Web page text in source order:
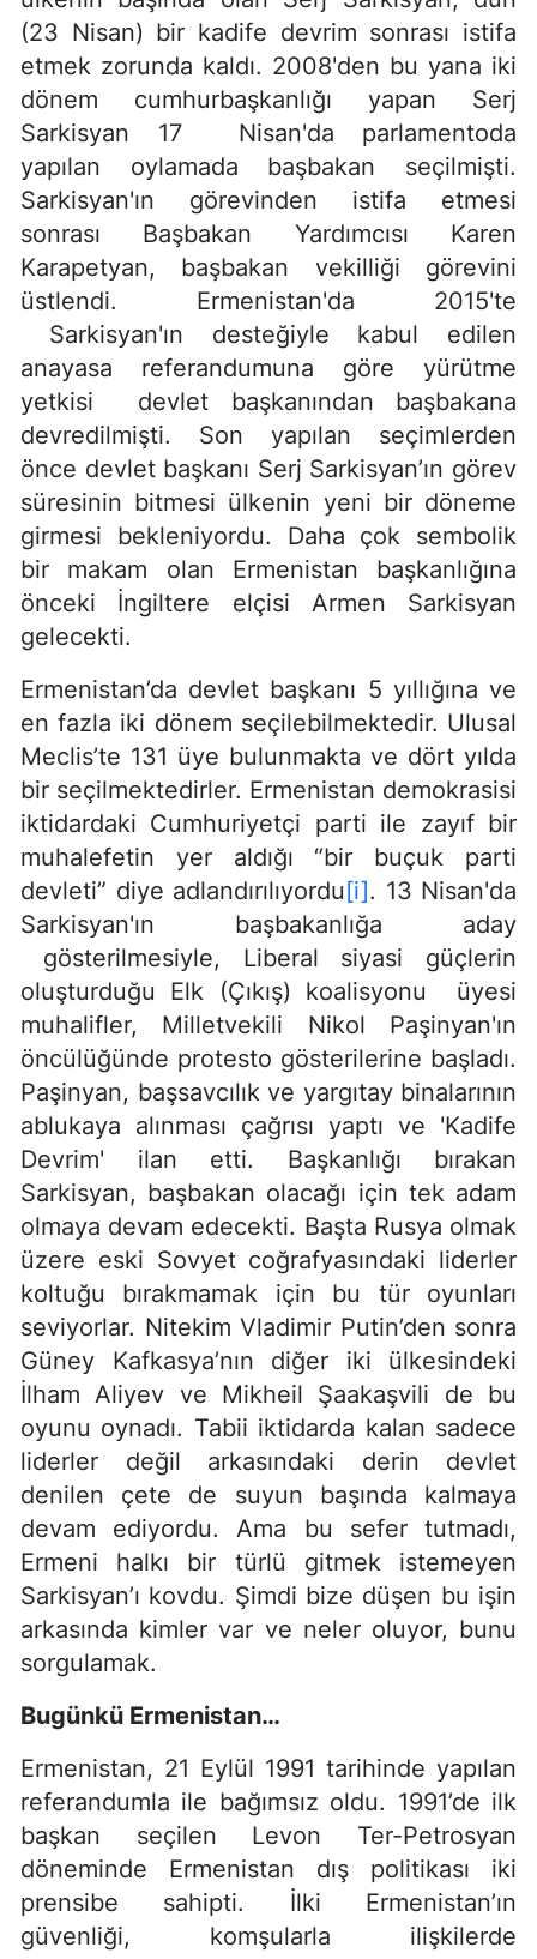
(23 Nisan) bir kadife devrim sonrası istifa
etmek zorunda kaldı. 2008'den bu yana iki
dönem cumhurbaşkanlığı yapan Serj
Sarkisyan 17 Nisan'da parlamentoda
yapılan oylamada başbakan seçilmişti.
Sarkisyan'ın görevinden istifa etmesi
sonrası Başbakan Yardımcısı Karen
Karapetyan, başbakan vekilliği görevini
üstlendi. Ermenistan'da 2015'te
Sarkisyan'ın desteğiyle kabul edilen
anayasa referandumuna göre yürütme
yetkisi devlet başkanından başbakana
devredilmişti. Son yapılan seçimlerden
önce devlet başkanı Serj Sarkisyan’ın görev
süresinin bitmesi ülkenin yeni bir döneme
girmesi bekleniyordu. Daha çok sembolik
bir makam olan Ermenistan başkanlığına
önceki İngiltere elçisi Armen Sarkisyan
gelecekti.
Ermenistan’da devlet başkanı 5 yıllığına ve
en fazla iki dönem seçilebilmektedir. Ulusal
Meclis’te 131 üye bulunmakta ve dört yılda
bir seçilmektedirler. Ermenistan demokrasisi
iktidardaki Cumhuriyetçi parti ile zayıf bir
muhalefetin yer aldığı “bir buçuk parti
devleti” diye adlandırılıyordu[i]. 13 Nisan'da
Sarkisyan'ın başbakanlığa aday
gösterilmesiyle, Liberal siyasi güçlerin
oluşturduğu Elk (Çıkış) koalisyonu üyesi
muhalifler, Milletvekili Nikol Paşinyan'ın
öncülüğünde protesto gösterilerine başladı.
Paşinyan, başsavcılık ve yargıtay binalarının
ablukaya alınması çağrısı yaptı ve 'Kadife
Devrim' ilan etti. Başkanlığı bırakan
Sarkisyan, başbakan olacağı için tek adam
olmaya devam edecekti. Başta Rusya olmak
üzere eski Sovyet coğrafyasındaki liderler
koltuğu bırakmamak için bu tür oyunları
seviyorlar. Nitekim Vladimir Putin’den sonra
Güney Kafkasya’nın diğer iki ülkesindeki
İlham Aliyev ve Mikheil Şaakaşvili de bu
oyunu oynadı. Tabii iktidarda kalan sadece
liderler değil arkasındaki derin devlet
denilen çete de suyun başında kalmaya
devam ediyordu. Ama bu sefer tutmadı,
Ermeni halkı bir türlü gitmek istemeyen
Sarkisyan’ı kovdu. Şimdi bize düşen bu işin
arkasında kimler var ve neler oluyor, bunu
sorgulamak.
Bugünkü Ermenistan…
Ermenistan, 21 Eylül 1991 tarihinde yapılan
referandumla ile bağımsız oldu. 1991’de ilk
başkan seçilen Levon Ter-Petrosyan
döneminde Ermenistan dış politikası iki
prensibe sahipti. İlki Ermenistan’ın
güvenliği, komşularla ilişkilerde